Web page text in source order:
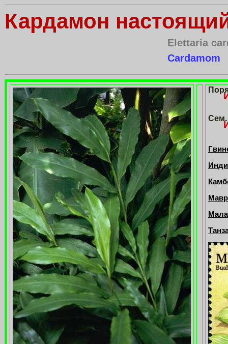
Кардамон
Elettaria
Cardamom
Сем.